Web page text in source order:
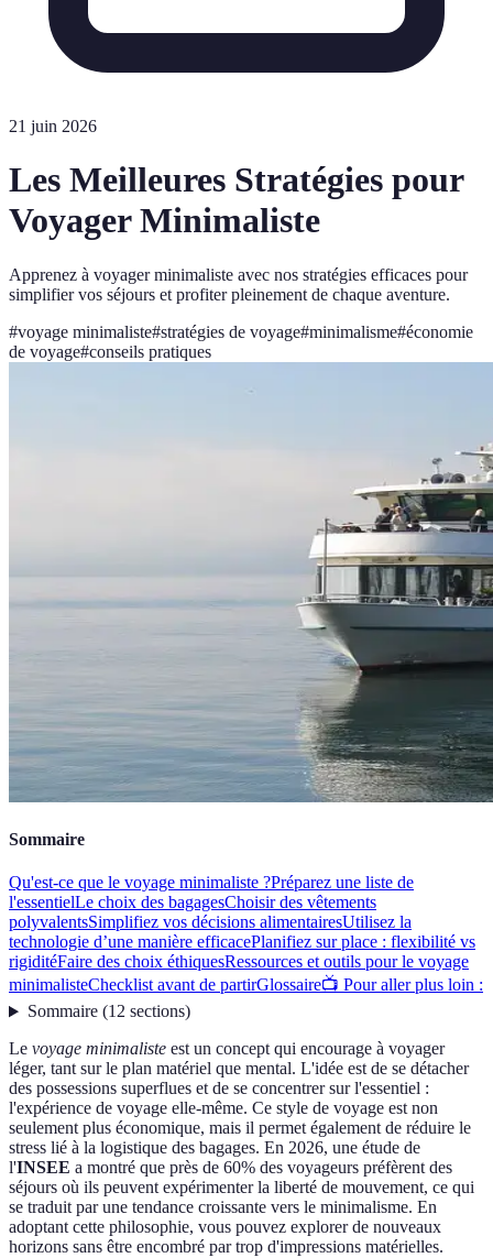
21 juin 2026
Les Meilleures Stratégies pour
Voyager Minimaliste
Apprenez à voyager minimaliste avec nos stratégies efficaces pour
simplifier vos séjours et profiter pleinement de chaque aventure.
#voyage minimaliste#stratégies de voyage#minimalisme#économie
de voyage#conseils pratiques
Sommaire
Qu'est-ce que le voyage minimaliste ?Préparez une liste de
l'essentielLe choix des bagagesChoisir des vêtements
polyvalentsSimplifiez vos décisions alimentairesUtilisez la
technologie d’une manière efficacePlanifiez sur place : flexibilité vs
rigiditéFaire des choix éthiquesRessources et outils pour le voyage
minimalisteChecklist avant de partirGlossaire📺 Pour aller plus loin :
Sommaire(12 sections)
Le voyage minimaliste est un concept qui encourage à voyager
léger, tant sur le plan matériel que mental. L'idée est de se détacher
des possessions superflues et de se concentrer sur l'essentiel :
l'expérience de voyage elle-même. Ce style de voyage est non
seulement plus économique, mais il permet également de réduire le
stress lié à la logistique des bagages. En 2026, une étude de
l'INSEE a montré que près de 60% des voyageurs préfèrent des
séjours où ils peuvent expérimenter la liberté de mouvement, ce qui
se traduit par une tendance croissante vers le minimalisme. En
adoptant cette philosophie, vous pouvez explorer de nouveaux
horizons sans être encombré par trop d'impressions matérielles.